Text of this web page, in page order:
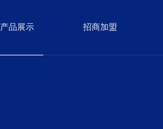
产品展示 招商加盟